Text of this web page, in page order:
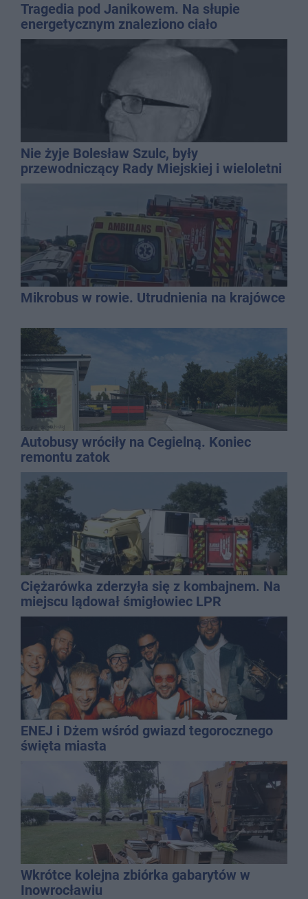
Tragedia pod Janikowem. Na słupie
energetycznym znaleziono ciało
mężczyzny
Nie żyje Bolesław Szulc, były
przewodniczący Rady Miejskiej i wieloletni
dyrektor SP 14
Mikrobus w rowie. Utrudnienia na krajówce
Autobusy wróciły na Cegielną. Koniec
remontu zatok
Ciężarówka zderzyła się z kombajnem. Na
miejscu lądował śmigłowiec LPR
ENEJ i Dżem wśród gwiazd tegorocznego
święta miasta
Wkrótce kolejna zbiórka gabarytów w
Inowrocławiu